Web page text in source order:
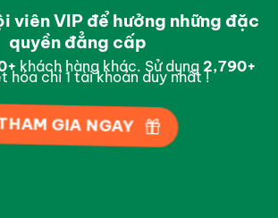
viên VIP để hưởng những đặc
quyền đẳng cấp
+ khách hàng khác. Sử dụng 2,988+
hóa chỉ 1 tài khoản duy nhất !
GIA NGAY